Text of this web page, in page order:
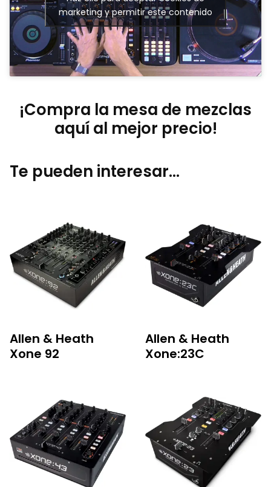
marketing y permitir este contenido
¡Compra la mesa de mezclas
aquí al mejor precio!
Te pueden interesar…
Allen & Heath
Xone 92
Allen & Heath
Xone:23C